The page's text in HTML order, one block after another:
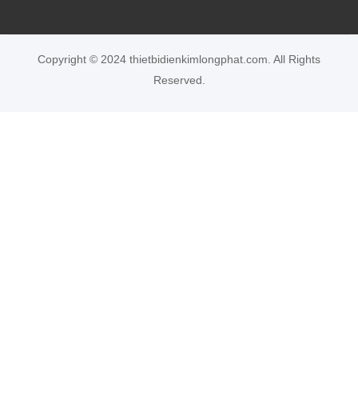
Copyright © 2024 thietbidienkimlongphat.com. All Rights
Reserved.